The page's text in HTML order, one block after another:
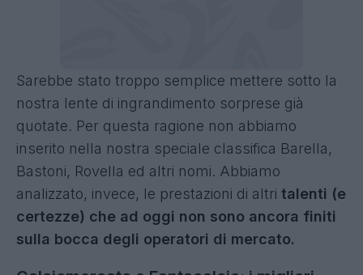
Sarebbe stato troppo semplice mettere sotto la
nostra lente di ingrandimento sorprese già
quotate. Per questa ragione non abbiamo
inserito nella nostra speciale classifica Barella,
Bastoni, Rovella ed altri nomi. Abbiamo
analizzato, invece, le prestazioni di altri talenti (e
certezze) che ad oggi non sono ancora finiti
sulla bocca degli operatori di mercato.